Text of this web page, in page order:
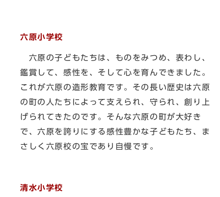
六原小学校
六原の子どもたちは、ものをみつめ、表わし、
鑑賞して、感性を、そして心を育んできました。
これが六原の造形教育です。その長い歴史は六原
の町の人たちによって支えられ、守られ、創り上
げられてきたのです。そんな六原の町が大好き
で、六原を誇りにする感性豊かな子どもたち、ま
さしく六原校の宝であり自慢です。
清水小学校